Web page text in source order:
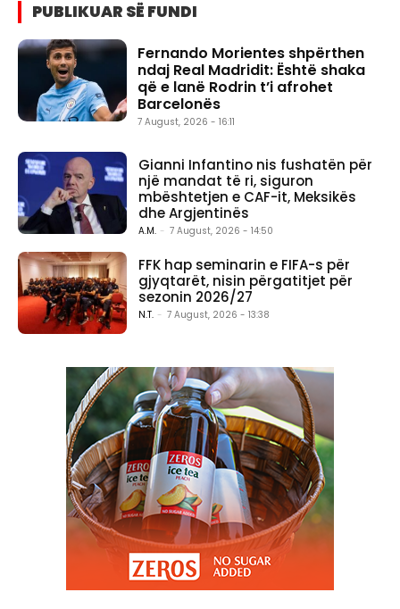
PUBLIKUAR SË FUNDI
Fernando Morientes shpërthen
ndaj Real Madridit: Është shaka
që e lanë Rodrin t’i afrohet
Barcelonës
7 August, 2026 - 16:11
Gianni Infantino nis fushatën për
një mandat të ri, siguron
mbështetjen e CAF-it, Meksikës
dhe Argjentinës
A.M. - 7 August, 2026 - 14:50
FFK hap seminarin e FIFA-s për
gjyqtarët, nisin përgatitjet për
sezonin 2026/27
N.T. - 7 August, 2026 - 13:38